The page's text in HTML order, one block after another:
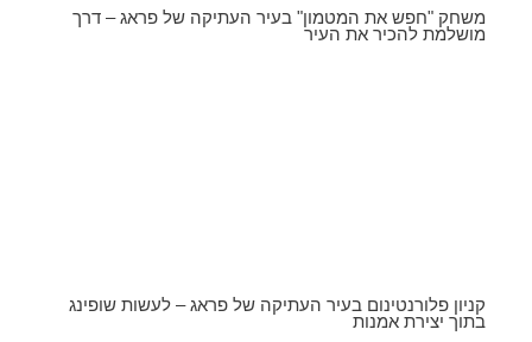
משחק "חפש את המטמון" בעיר העתיקה של פראג – דרך
מושלמת להכיר את העיר
קניון פלורנטינום בעיר העתיקה של פראג – לעשות שופינג
בתוך יצירת אמנות